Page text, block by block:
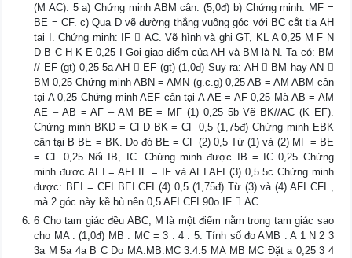
(M AC). 5 a) Chứng minh ABM cân. (5,0đ) b) Chứng minh: MF =
BE = CF. c) Qua D vẽ đường thẳng vuông góc với BC cắt tia AH
tại I. Chứng minh: IF  AC. Vẽ hình và ghi GT, KL A 0,25 M F N
D B C H K E 0,25 I Gọi giao điểm của AH và BM là N. Ta có: BM
// EF (gt) 0,25 5a AH  EF (gt) (1,0đ) Suy ra: AH  BM hay AN 
BM 0,25 Chứng minh ABN = AMN (g.c.g) 0,25 AB = AM ABM cân
tại A 0,25 Chứng minh AEF cân tại A AE = AF 0,25 Mà AB = AM
AE – AB = AF – AM BE = MF (1) 0,25 5b Vẽ BK//AC (K EF).
Chứng minh BKD = CFD BK = CF 0,5 (1,75đ) Chứng minh EBK
cân tại B BE = BK. Do đó BE = CF (2) 0,5 Từ (1) và (2) MF = BE
= CF 0,25 Nối IB, IC. Chứng minh được IB = IC 0,25 Chứng
minh đươc AEI = AFI IE = IF và AEI AFI (3) 0,5 5c Chứng minh
được: BEI = CFI BEI CFI (4) 0,5 (1,75đ) Từ (3) và (4) AFI CFI ,
mà 2 góc này kề bù nên 0,5 AFI CFI 90o IF  AC
6 Cho tam giác đều ABC, M là một điểm nằm trong tam giác sao
cho MA : (1,0đ) MB : MC = 3 : 4 : 5. Tính số đo AMB . A 1 N 2 3
3a M 5a 4a B C Do MA:MB:MC 3:4:5 MA MB MC Đặt a 0,25 3 4